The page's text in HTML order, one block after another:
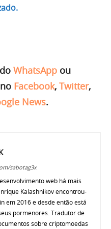
WhatsApp ou
Facebook, Twitter,
News.
sabotag3x
web há mais
Kalashnikov encontrou-
em 2016 e desde então está
pormenores. Tradutor de
sobre criptomoedas